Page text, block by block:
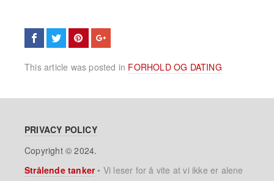
This article was posted in FORHOLD OG DATING
PRIVACY POLICY
Copyright © 2024.
Strålende tanker• Vi leser for å vite at vi ikke er alene